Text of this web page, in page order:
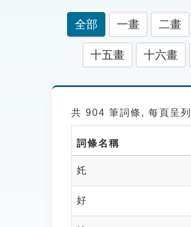
全部 一畫 二畫
十五畫 十六畫
共 904 筆詞條, 每頁呈列
詞條名稱
奼
好